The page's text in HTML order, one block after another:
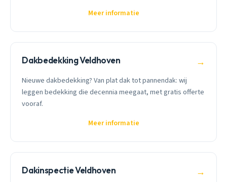
Meer informatie
Dakbedekking Veldhoven →
Nieuwe dakbedekking? Van plat dak tot pannendak: wij
leggen bedekking die decennia meegaat, met gratis offerte
vooraf.
Meer informatie
Dakinspectie Veldhoven →